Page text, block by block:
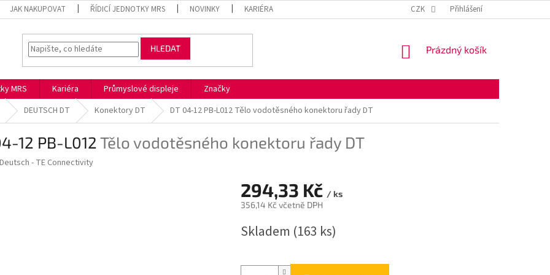
JAK NAKUPOVAT ŘÍDICÍ JEDNOTKY MRS NOVINKY KARIÉRA OBCHODNÍ PODMÍNKY
CZK Přihlášení
HLEDAT
NÁKUPNÍ
Prázdný košík
MRS Kariéra Průmyslové displeje
Značky
DEUTSCH DT Konektory DT DT 04-12 PB-L012 Tělo vodotěsného konektoru řady DT
12 PB-L012Tělo vodotěsného konektoru řady DT
Deutsch - TE Connectivity
294,33 Kč / ks
356,14 Kč včetně DPH
cena:
Skladem (163 ks)